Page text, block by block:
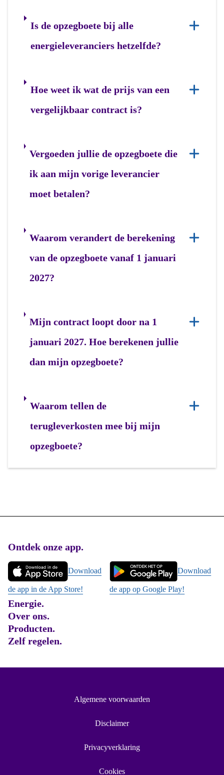
Is de opzegboete bij alle
energieleveranciers hetzelfde?
Hoe weet ik wat de prijs van een
vergelijkbaar contract is?
Vergoeden jullie de opzegboete die
ik aan mijn vorige leverancier
moet betalen?
Waarom verandert de berekening
van de opzegboete vanaf 1 januari
2027?
Mijn contract loopt door na 1
januari 2027. Hoe berekenen jullie
dan mijn opzegboete?
Waarom tellen de
terugleverkosten mee bij mijn
opzegboete?
Footer
Ontdek onze app.
Download
de app in de App Store!
Download
de app op Google Play!
Energie.
Over ons.
Producten.
Zelf regelen.
Algemene voorwaarden
Disclaimer
Privacyverklaring
Cookies